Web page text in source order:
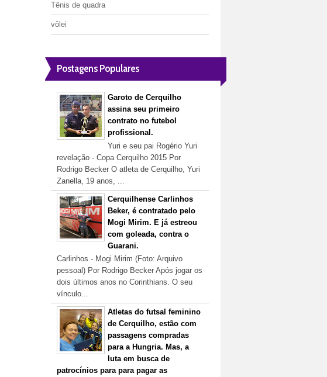
Tênis de quadra
vôlei
Postagens Populares
Garoto de Cerquilho
assina seu primeiro
contrato no futebol
profissional.
Yuri e seu pai Rogério Yuri
revelação - Copa Cerquilho 2015 Por
Rodrigo Becker O atleta de Cerquilho, Yuri
Zanella, 19 anos, ...
Cerquilhense Carlinhos
Beker, é contratado pelo
Mogi Mirim. E já estreou
com goleada, contra o
Guarani.
Carlinhos - Mogi Mirim (Foto: Arquivo
pessoal) Por Rodrigo Becker Após jogar os
dois últimos anos no Corinthians. O seu
vínculo...
Atletas do futsal feminino
de Cerquilho, estão com
passagens compradas
para a Hungria. Mas, a
luta em busca de
patrocínios para para pagar as